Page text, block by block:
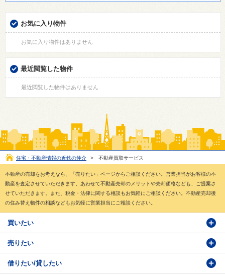
お気に入り物件
お気に入り物件はありません
最近閲覧した物件
最近閲覧した物件はありません
住宅・不動産情報の近鉄の仲介 > 不動産買取サービス
不動産の売却をお考えなら、「売りたい」ページからご相談ください。営業担当がお客様の不
動産を査定させていただきます。あわせて不動産売却のメリットや売却価格なども、ご提案さ
せていただきます。また、税金・法律に関する相談もお気軽にご相談ください。不動産売却後
の住み替え物件の相談などもお気軽に営業担当にご相談ください。
買いたい
物件検索
物件番号検索
売りたい
価格査定依頼
借りたい/貸したい